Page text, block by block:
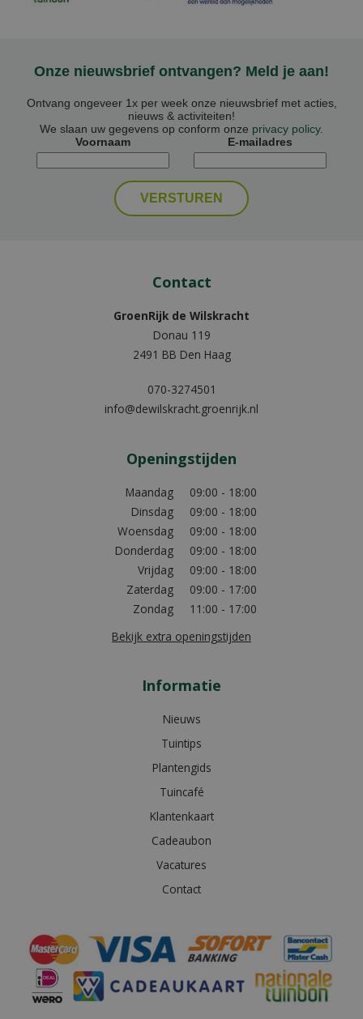
Onze nieuwsbrief ontvangen? Meld je aan!
Ontvang ongeveer 1x per week onze nieuwsbrief met acties,
nieuws & activiteiten!
We slaan uw gegevens op conform onze privacy policy.
Voornaam
E-mailadres
Contact
GroenRijk de Wilskracht
Donau 119
2491 BB Den Haag
070-3274501
info@dewilskracht.groenrijk.nl
Openingstijden
Maandag
09:00 - 18:00
Dinsdag
09:00 - 18:00
Woensdag
09:00 - 18:00
Donderdag
09:00 - 18:00
Vrijdag
09:00 - 18:00
Zaterdag
09:00 - 17:00
Zondag
11:00 - 17:00
Bekijk extra openingstijden
Informatie
Nieuws
Tuintips
Plantengids
Tuincafé
Klantenkaart
Cadeaubon
Vacatures
Contact